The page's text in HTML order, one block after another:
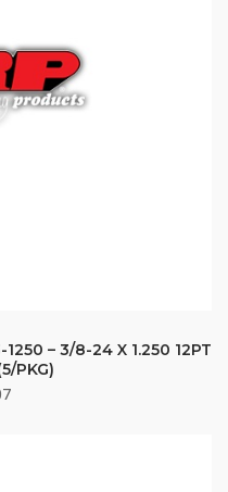
1250 – 3/8-24 X 1.250 12PT
PKG)